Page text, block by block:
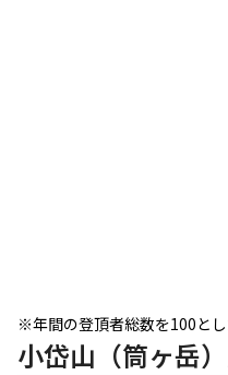
※年間の登頂者総数を100と
小岱山（筒ヶ岳